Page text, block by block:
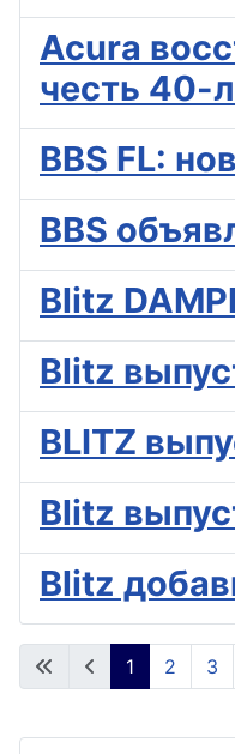
Acura
честь 40-
BBS FL:
BBS
Blitz
Blitz
BLITZ
Blitz
Blitz
1 2 3